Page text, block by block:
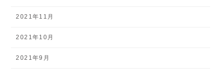
2021年11月
2021年10月
2021年9月